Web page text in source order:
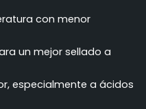
con menor
un mejor sellado a
especialmente a ácidos